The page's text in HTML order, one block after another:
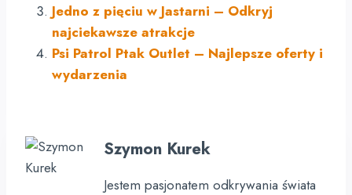
Jedno z pięciu w Jastarni – Odkryj
najciekawsze atrakcje
Psi Patrol Ptak Outlet – Najlepsze oferty i
wydarzenia
Szymon Kurek
Jestem pasjonatem odkrywania świata